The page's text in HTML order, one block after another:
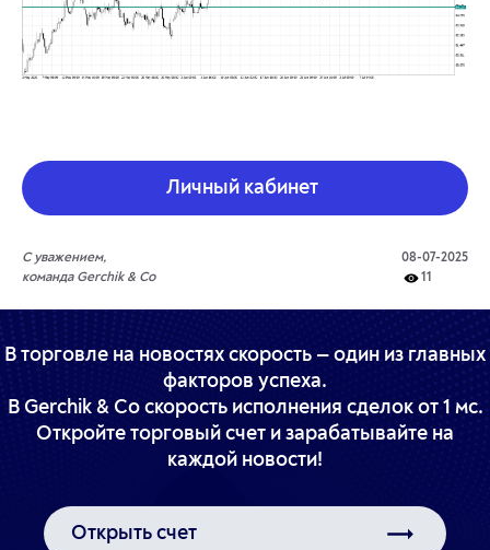
Личный кабинет
С уважением,
команда Gerchik & Co
08-07-2025
11
В торговле на новостях скорость — один из главных
факторов успеха.
В Gerchik & Co скорость исполнения сделок от 1 мс.
Откройте торговый счет и зарабатывайте на
каждой новости!
Открыть счет